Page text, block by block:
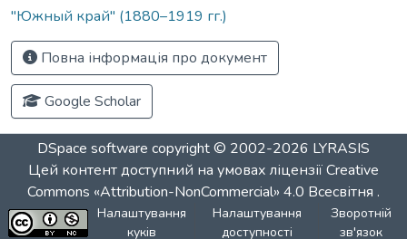
"Южный край" (1880–1919 гг.)
Повна інформація про документ
Google Scholar
DSpace software copyright © 2002-2026 LYRASIS
Цей контент доступний на умовах ліцензіїCreative
Commons «Attribution-NonCommercial» 4.0 Всесвітня .
Налаштування
куків
Налаштування
доступності
Зворотній
зв'язок